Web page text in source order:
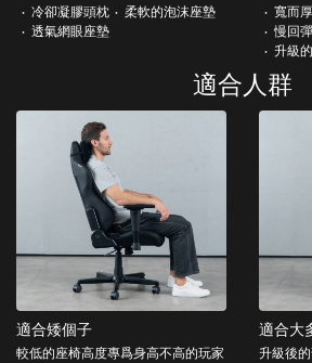
冷卻凝膠頭枕
柔軟的泡沫座墊
透氣網眼座墊
寬而
慢回
升級
適合人群
適合矮個子
較低的座椅高度專爲身高不高的玩家
適合大
升級後